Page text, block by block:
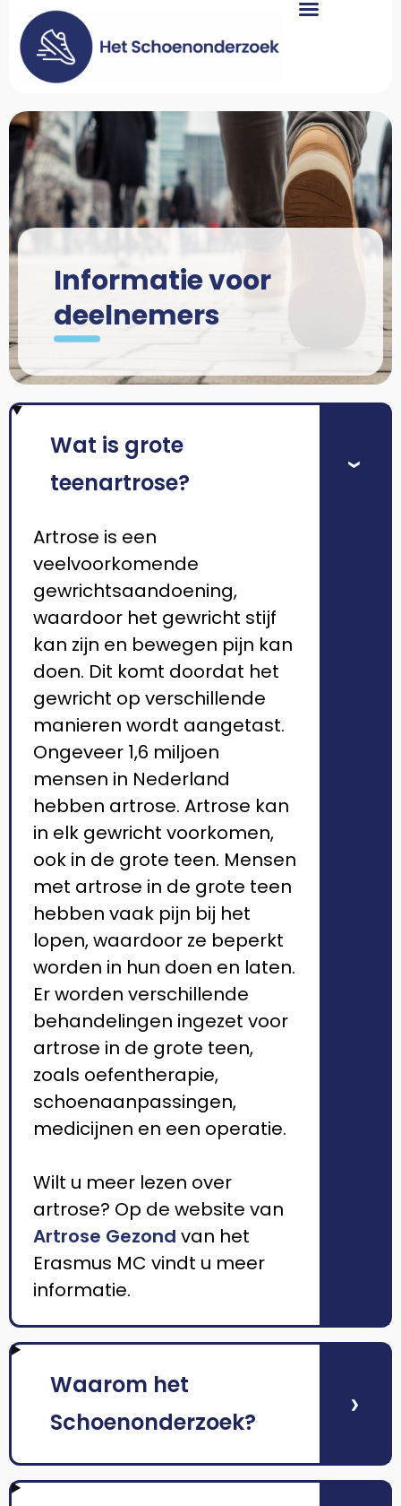
Informatie voor
deelnemers
Wat is grote
teenartrose?
›
Artrose is een
veelvoorkomende
gewrichtsaandoening,
waardoor het gewricht stijf
kan zijn en bewegen pijn kan
doen. Dit komt doordat het
gewricht op verschillende
manieren wordt aangetast.
Ongeveer 1,6 miljoen
mensen in Nederland
hebben artrose. Artrose kan
in elk gewricht voorkomen,
ook in de grote teen. Mensen
met artrose in de grote teen
hebben vaak pijn bij het
lopen, waardoor ze beperkt
worden in hun doen en laten.
Er worden verschillende
behandelingen ingezet voor
artrose in de grote teen,
zoals oefentherapie,
schoenaanpassingen,
medicijnen en een operatie.
Wilt u meer lezen over
artrose? Op de website van
Artrose Gezond van het
Erasmus MC vindt u meer
informatie.
Waarom het
Schoenonderzoek?
›